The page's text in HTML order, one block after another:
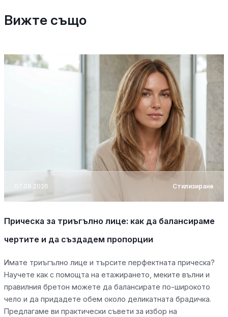
Вижте също
07.08.2026 Стилизиране
Прическа за триъгълно лице: как да балансираме
чертите и да създадем пропорции
Имате триъгълно лице и търсите перфектната прическа?
Научете как с помощта на етажирането, меките вълни и
правилния бретон можете да балансирате по-широкото
чело и да придадете обем около деликатната брадичка.
Предлагаме ви практически съвети за избор на